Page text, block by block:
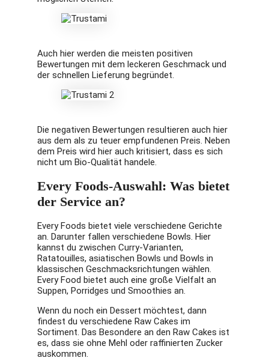
Auch hier werden die meisten positiven
Bewertungen mit dem leckeren Geschmack und
der schnellen Lieferung begründet.
Die negativen Bewertungen resultieren auch hier
aus dem als zu teuer empfundenen Preis. Neben
dem Preis wird hier auch kritisiert, dass es sich
nicht um Bio-Qualität handele.
Every Foods-Auswahl: Was bietet
der Service an?
Every Foods bietet viele verschiedene Gerichte
an. Darunter fallen verschiedene Bowls. Hier
kannst du zwischen Curry-Varianten,
Ratatouilles, asiatischen Bowls und Bowls in
klassischen Geschmacksrichtungen wählen.
Every Food bietet auch eine große Vielfalt an
Suppen, Porridges und Smoothies an.
Wenn du noch ein Dessert möchtest, dann
findest du verschiedene Raw Cakes im
Sortiment. Das Besondere an den Raw Cakes ist
es, dass sie ohne Mehl oder raffinierten Zucker
auskommen.